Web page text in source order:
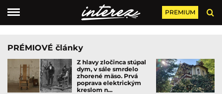
PREMIUM
PRÉMIOVÉ články
Z hlavy zločinca stúpal
dym, v sále smrdelo
zhorené mäso. Prvá
poprava elektrickým
kreslom n...